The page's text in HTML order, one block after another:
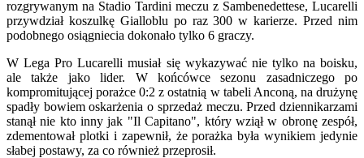
rozgrywanym na Stadio Tardini meczu z Sambenedettese, Lucarelli
przywdział koszulkę Gialloblu po raz 300 w karierze. Przed nim
podobnego osiągniecia dokonało tylko 6 graczy.
W Lega Pro Lucarelli musiał się wykazywać nie tylko na boisku,
ale także jako lider. W końcówce sezonu zasadniczego po
kompromitującej porażce 0:2 z ostatnią w tabeli Anconą, na drużynę
spadły bowiem oskarżenia o sprzedaż meczu. Przed dziennikarzami
stanął nie kto inny jak "Il Capitano", który wziął w obronę zespół,
zdementował plotki i zapewnił, że porażka była wynikiem jedynie
słabej postawy, za co również przeprosił.